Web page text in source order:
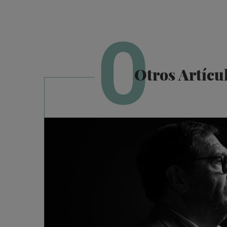
OOtros